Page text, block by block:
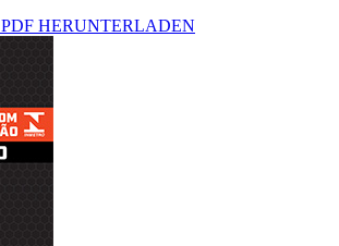
PDF HERUNTERLADEN